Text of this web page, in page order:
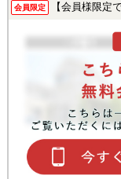
会員限定 【会員様限定